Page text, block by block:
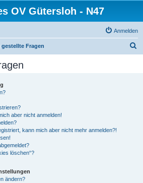
OV Gütersloh - N47
Anmelden
gestellte Fragen
aber nicht anmelden!
kann mich aber nicht mehr anmelden?!
löschen“?
ändern?